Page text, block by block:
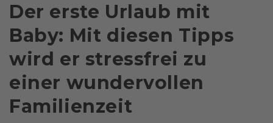
Der erste Urlaub mit
Baby: Mit diesen Tipps
wird er stressfrei zu
einer wundervollen
Familienzeit